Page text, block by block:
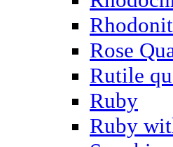
Rose
Rutile
Ruby
Ruby